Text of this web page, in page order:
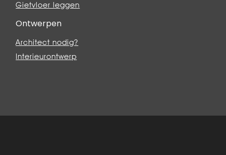
Gietvloer leggen
Ontwerpen
Architect nodig?
Interieurontwerp